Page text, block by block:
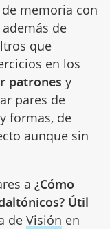
memoria con
de
que
en los
patrones y
pares de
formas, de
aunque sin
a ¿Cómo
Útil
de Visión en